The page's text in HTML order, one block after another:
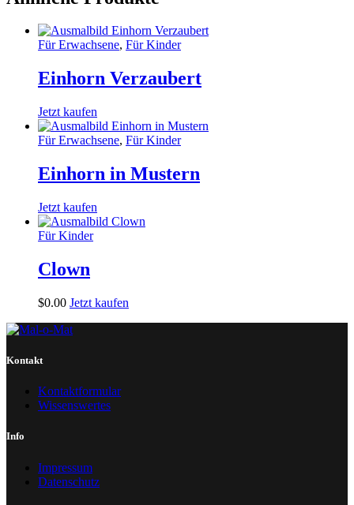
Für Erwachsene, Für Kinder
Einhorn Verzaubert
Jetzt kaufen
Für Erwachsene, Für Kinder
Einhorn in Mustern
Jetzt kaufen
Für Kinder
Clown
$0.00 Jetzt kaufen
Kontakt
Kontaktformular
Wissenswertes
Info
Impressum
Datenschutz